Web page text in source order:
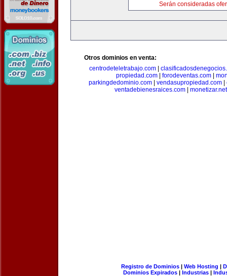
Serán consideradas
Otros dominios en venta:
centrodeteletrabajo.com
propiedad.com
forodeventas.com
parkingdedominio.com| vendasupropiedad.com|
ventadebienesraices.com
monetizar.net
Registro de Dominios| Web Hosting |
Dominios Expirados | Industrias |